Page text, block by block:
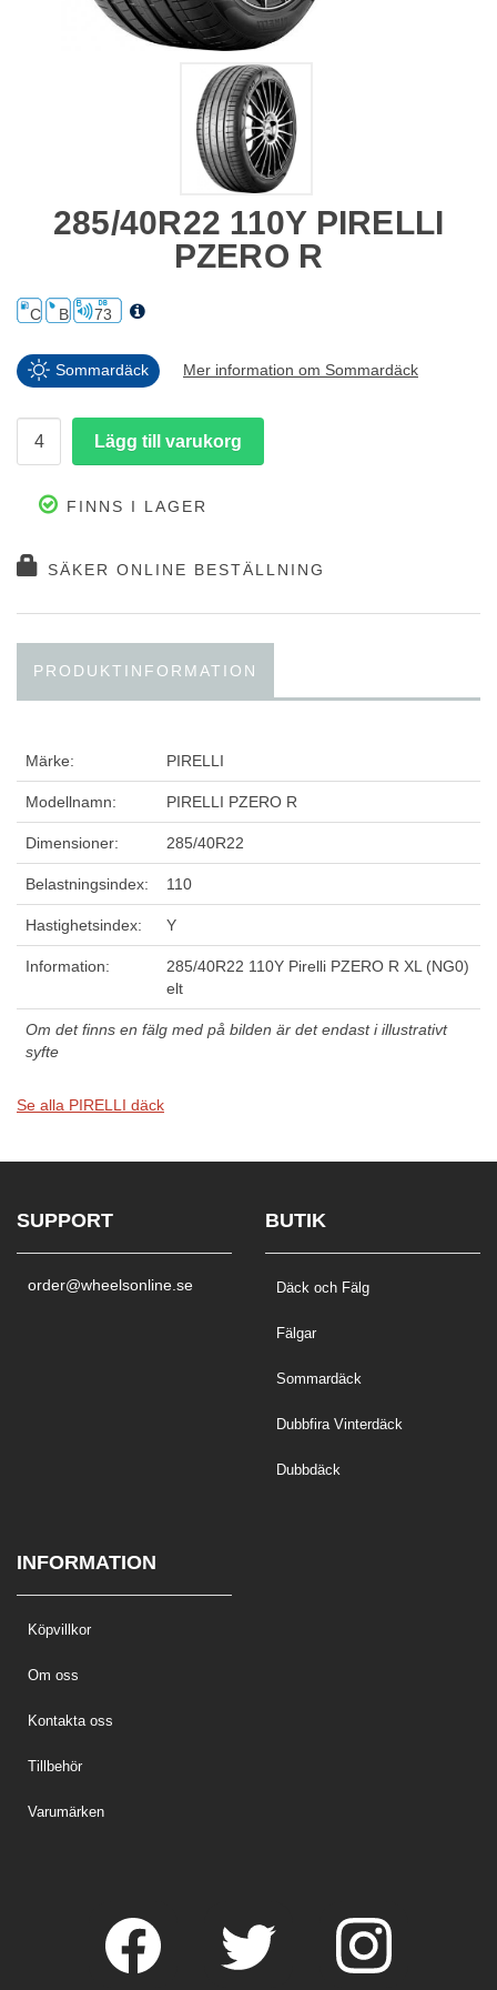
285/40R22 110Y PIRELLI
PZERO R
C B 73
Sommardäck Mer information om Sommardäck
FINNS I LAGER
SÄKER ONLINE BESTÄLLNING
PRODUKTINFORMATION
Märke: PIRELLI
Modellnamn: PIRELLI PZERO R
Dimensioner: 285/40R22
Belastningsindex: 110
Hastighetsindex: Y
Information:
285/40R22 110Y Pirelli PZERO R XL (NG0)
elt
Om det finns en fälg med på bilden är det endast i illustrativt
syfte
Se alla PIRELLI däck
SUPPORT
order@wheelsonline.se
BUTIK
Däck och Fälg
Fälgar
Sommardäck
Dubbfira Vinterdäck
Dubbdäck
INFORMATION
Köpvillkor
Om oss
Kontakta oss
Tillbehör
Varumärken